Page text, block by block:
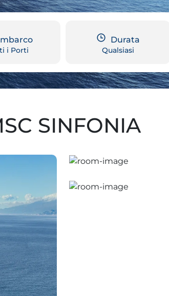
i Porti
Durata
Qualsiasi
SINFONIA